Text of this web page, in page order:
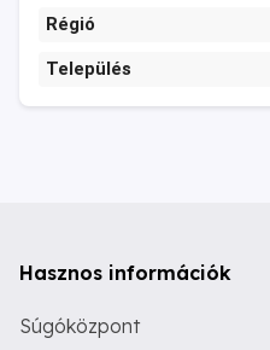
Régió
Település
Hasznos információk
Súgóközpont